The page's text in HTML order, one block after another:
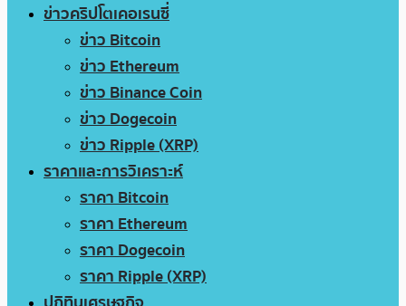
ข่าวคริปโตเคอเรนซี่
ข่าว Bitcoin
ข่าว Ethereum
ข่าว Binance Coin
ข่าว Dogecoin
ข่าว Ripple (XRP)
ราคาและการวิเคราะห์
ราคา Bitcoin
ราคา Ethereum
ราคา Dogecoin
ราคา Ripple (XRP)